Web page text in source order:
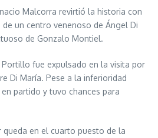
Malcorra revirtió la historia con
un centro venenoso de Ángel Di
de Gonzalo Montiel.
Portillo fue expulsado en la visita por
Di María. Pese a la inferioridad
partido y tuvo chances para
queda en el cuarto puesto de la